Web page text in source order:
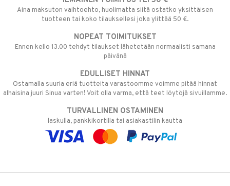
Aina maksuton vaihtoehto, huolimatta siitä ostatko yksittäisen
tuotteen tai koko tilauksellesi joka ylittää 50 €.
NOPEAT TOIMITUKSET
Ennen kello 13.00 tehdyt tilaukset lähetetään normaalisti samana
päivänä
EDULLISET HINNAT
Ostamalla suuria eriä tuotteita varastoomme voimme pitää hinnat
alhaisina juuri Sinua varten! Voit olla varma, että teet löytöjä sivuillamme.
TURVALLINEN OSTAMINEN
laskulla, pankkikortilla tai asiakastilin kautta